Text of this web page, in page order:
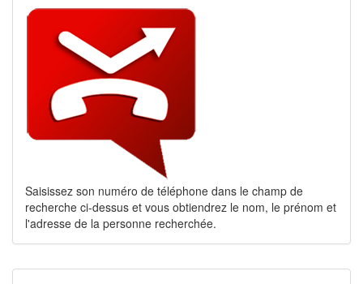
Saisissez son numéro de téléphone dans le champ de
recherche ci-dessus et vous obtiendrez le nom, le prénom et
l'adresse de la personne recherchée.